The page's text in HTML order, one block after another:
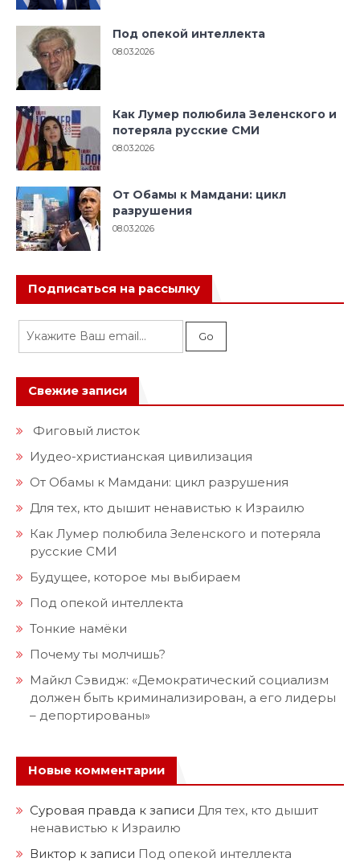
Под опекой интеллекта
08.03.2026
Как Лумер полюбила Зеленского и
потеряла русские СМИ
08.03.2026
От Обамы к Мамдани: цикл
разрушения
08.03.2026
Подписаться на рассылку
Свежие записи
Фиговый листок
Иудео-христианская цивилизация
От Обамы к Мамдани: цикл разрушения
Для тех, кто дышит ненавистью к Израилю
Как Лумер полюбила Зеленского и потеряла
русские СМИ
Будущее, которое мы выбираем
Под опекой интеллекта
Тонкие намёки
Почему ты молчишь?
Майкл Сэвидж: «Демократический социализм
должен быть криминализирован, а его лидеры
– депортированы»
Новые комментарии
Суровая правда к записи Для тех, кто дышит
ненавистью к Израилю
Виктор к записи Под опекой интеллекта